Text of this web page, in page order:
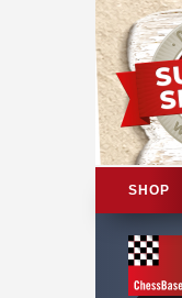
SHOP